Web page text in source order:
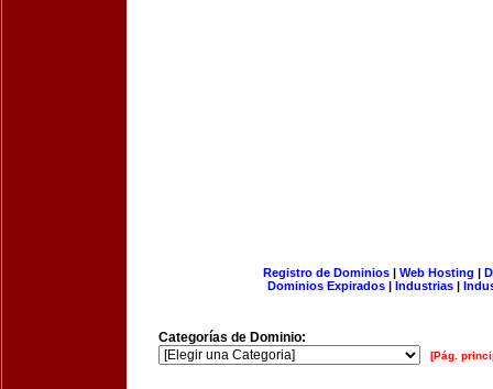
Registro de Dominios| Web Hosting |
Dominios Expirados | Industrias |
Categorías de Dominio:
[Pág.